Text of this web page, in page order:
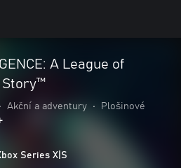
A League of
Story™
• Akční a adventury • Plošinové
Series X|S